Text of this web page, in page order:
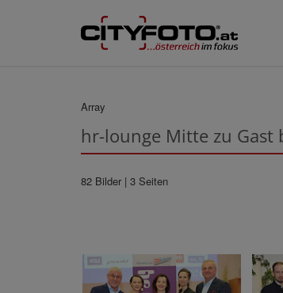
Array
hr-lounge Mitte zu Gast
82 Bilder | 3 Seiten